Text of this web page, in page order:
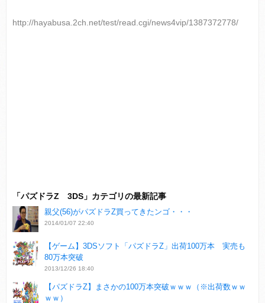
http://hayabusa.2ch.net/test/read.cgi/news4vip/1387372778/
「パズドラZ 3DS」カテゴリの最新記事
親父(56)がパズドラZ買ってきたンゴ・・・
2014/01/07 22:40
【ゲーム】3DSソフト「パズドラZ」出荷100万本 実売も
80万本突破
2013/12/26 18:40
【パズドラZ】まさかの100万本突破ｗｗｗ（※出荷数ｗｗ
ｗｗ）